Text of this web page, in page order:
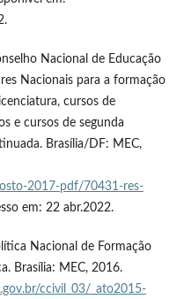
Nacional de Educação
Nacionais para a formação
cursos de
e cursos de segunda
Brasília/DF: MEC,
2017-pdf/70431-res-
em: 22 abr.2022.
Nacional de Formação
Brasília: MEC, 2016.
ccivil_03/_ato2015-